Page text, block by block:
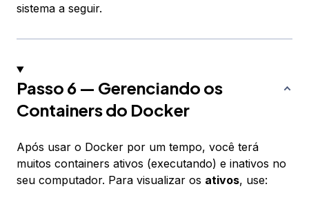
sistema a seguir.
Passo 6 — Gerenciando os
Containers do Docker
Após usar o Docker por um tempo, você terá
muitos containers ativos (executando) e inativos no
seu computador. Para visualizar os ativos, use: